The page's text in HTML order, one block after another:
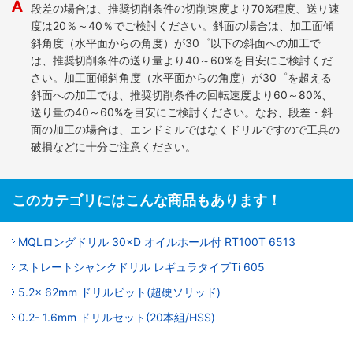
段差の場合は、推奨切削条件の切削速度より70%程度、送り速
度は20％～40％でご検討ください。斜面の場合は、加工面傾
斜角度（水平面からの角度）が30゜以下の斜面への加工で
は、推奨切削条件の送り量より40～60%を目安にご検討くだ
さい。加工面傾斜角度（水平面からの角度）が30゜を超える
斜面への加工では、推奨切削条件の回転速度より60～80%、
送り量の40～60%を目安にご検討ください。なお、段差・斜
面の加工の場合は、エンドミルではなくドリルですので工具の
破損などに十分ご注意ください。
このカテゴリにはこんな商品もあります！
MQLロングドリル 30×D オイルホール付 RT100T 6513
ストレートシャンクドリル レギュラタイプTi 605
5.2x 62mm ドリルビット(超硬ソリッド)
0.2- 1.6mm ドリルセット(20本組/HSS)